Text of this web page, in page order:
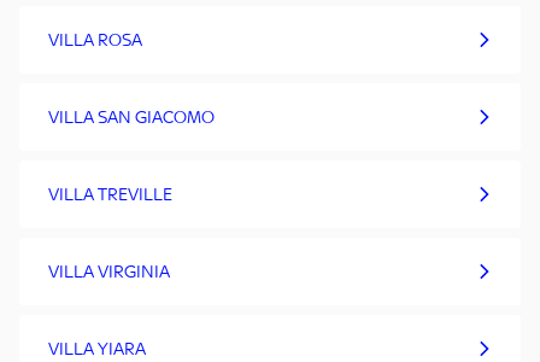
VILLA ROSA
VILLA SAN GIACOMO
VILLA TREVILLE
VILLA VIRGINIA
VILLA YIARA